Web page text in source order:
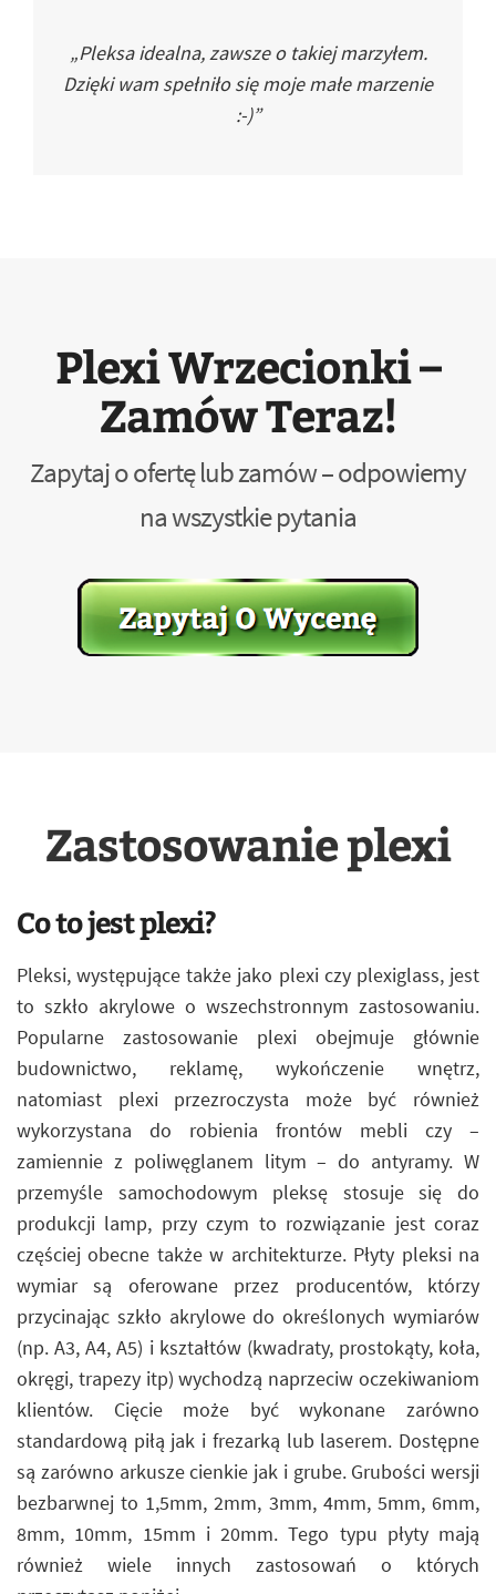
„Pleksa idealna, zawsze o takiej marzyłem.
Dzięki wam spełniło się moje małe marzenie
:-)”
Plexi Wrzecionki –
Zamów Teraz!
Zapytaj o ofertę lub zamów – odpowiemy
na wszystkie pytania
Zastosowanie plexi
Co to jest plexi?
Pleksi, występujące także jako plexi czy plexiglass, jest
to szkło akrylowe o wszechstronnym zastosowaniu.
Popularne zastosowanie plexi obejmuje głównie
budownictwo, reklamę, wykończenie wnętrz,
natomiast plexi przezroczysta może być również
wykorzystana do robienia frontów mebli czy –
zamiennie z poliwęglanem litym – do antyramy. W
przemyśle samochodowym pleksę stosuje się do
produkcji lamp, przy czym to rozwiązanie jest coraz
częściej obecne także w architekturze. Płyty pleksi na
wymiar są oferowane przez producentów, którzy
przycinając szkło akrylowe do określonych wymiarów
(np. A3, A4, A5) i kształtów (kwadraty, prostokąty, koła,
okręgi, trapezy itp) wychodzą naprzeciw oczekiwaniom
klientów. Cięcie może być wykonane zarówno
standardową piłą jak i frezarką lub laserem. Dostępne
są zarówno arkusze cienkie jak i grube. Grubości wersji
bezbarwnej to 1,5mm, 2mm, 3mm, 4mm, 5mm, 6mm,
8mm, 10mm, 15mm i 20mm. Tego typu płyty mają
również wiele innych zastosowań o których